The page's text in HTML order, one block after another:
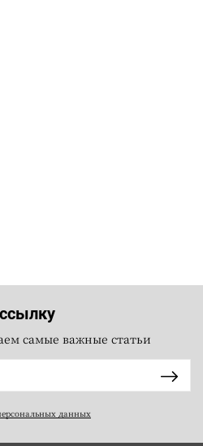
самые важные статьи
данных